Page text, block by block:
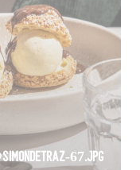
67.jpg